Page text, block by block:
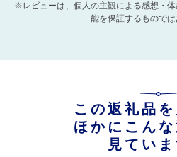
※レビューは、個人の主観による感想・
能を保証するものでは
この返礼品
ほかにこん
見ていま